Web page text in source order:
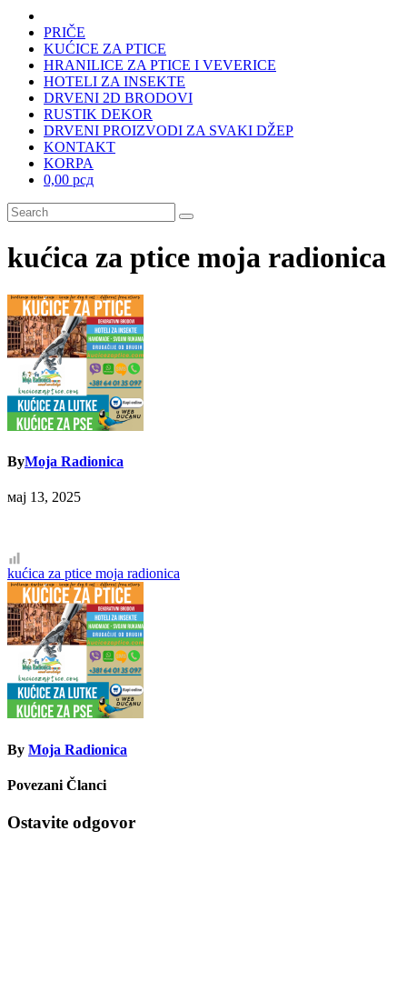
PRIČE
KUĆICE ZA PTICE
HRANILICE ZA PTICE I VEVERICE
HOTELI ZA INSEKTE
DRVENI 2D BRODOVI
RUSTIK DEKOR
DRVENI PROIZVODI ZA SVAKI DŽEP
KONTAKT
KORPA
0,00 рсд
kućica za ptice moja radionica
ByMoja Radionica
мај 13, 2025
Кретање
чланка
kućica za ptice moja radionica
By Moja Radionica
Povezani Članci
Ostavite odgovor